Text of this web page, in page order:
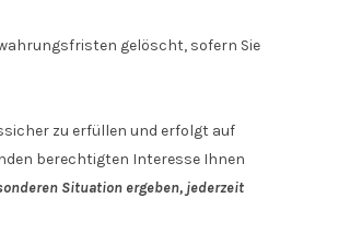
gelöscht, sofern Sie
zu erfüllen und erfolgt auf
berechtigten Interesse Ihnen
Situation ergeben, jederzeit